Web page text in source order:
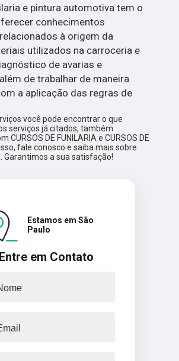
e pintura automotiva tem o
conhecimentos
à origem da
utilizados na carroceria e
de avarias e
de trabalhar de maneira
a aplicação das regras de
você pode encontrar o que
serviços já citados, também
CURSOS DE FUNILARIA e CURSOS DE
isso, fale conosco e saiba mais sobre
Garantimos a sua satisfação!
Entre em Contato
Estamos em São
Paulo